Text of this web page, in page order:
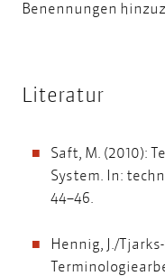
Benennungen
Literatur
Saft, M. (2010):
System. In:
44–46.
Hennig, J./